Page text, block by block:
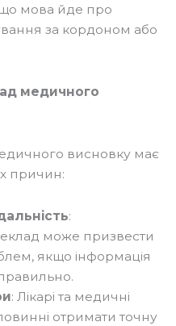
мова йде про
за кордоном або
медичного
висновку має
причин:
:
може призвести
якщо інформація
: Лікарі та медичні
отримати точну